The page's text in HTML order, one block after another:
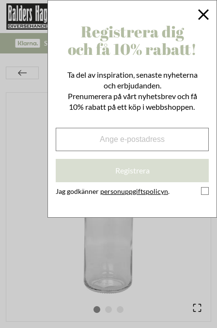
SÄKRA BETALNINGAR MED KLARNA CHECKOUT!
Glasflaska m. Patentkork i Porslin 1 L
Registrera dig
och få 10% rabatt!
Ta del av inspiration, senaste nyheterna
och erbjudanden.
Prenumerera på vårt nyhetsbrev och få
10% rabatt på ett köp i webbshoppen.
Registrera
Jag godkänner personuppgiftspolicyn.